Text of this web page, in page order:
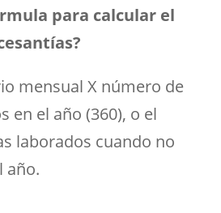
para calcular el
mensual X número de
en el año (360), o el
laborados cuando no
año.